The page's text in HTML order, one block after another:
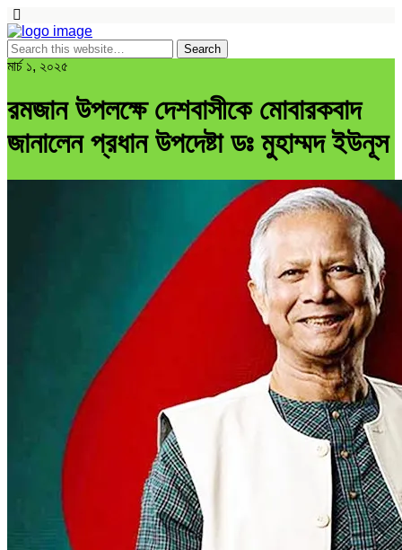
মার্চ ১, ২০২৫
রমজান উপলক্ষে দেশবাসীকে মোবারকবাদ
জানালেন প্রধান উপদেষ্টা ডঃ মুহাম্মদ ইউনূস